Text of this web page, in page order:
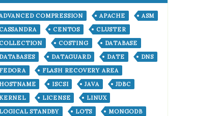
COMPRESSION APACHE
ASM
CASSANDRA
CENTOS
CLUSTER
COLLECTION
COSTING
DATABASE
DATABASES
DATAGUARD DATE
DNS
FEDORA
FLASH RECOVERY AREA
HOSTNAME
ISCSI JAVA
JDBC
KERNEL
LICENSE
LINUX
LOGICAL STANDBY
LOTS
MONGODB